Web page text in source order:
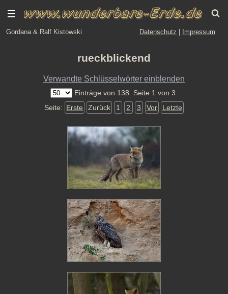
Gordana & Ralf Kistowski Datenschutz Impressum
rueckblickend
Verwandte Schlüsselwörter einblenden
Einträge von 138. Seite 1 von 3.
Seite: Erste Zurück 1 2 3 Vor Letzte